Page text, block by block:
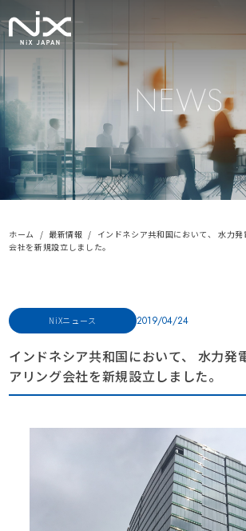
NEWS
ホーム 最新情報
インドネシア共和国において、 水力
会社を新規設立しました。
NiXニュース 2019/04/24
インドネシア共和国において、 水力発
アリング会社を新規設立しました。